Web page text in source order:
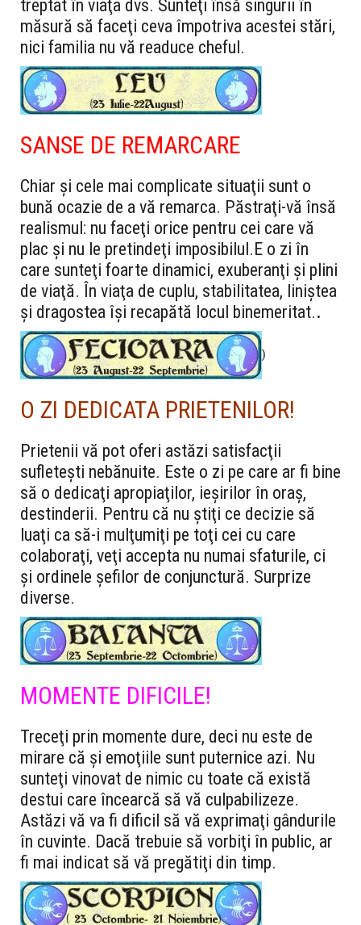
treptat în viaţa dvs. Sunteţi însă singurii în
măsură să faceţi ceva împotriva acestei stări,
nici familia nu vă readuce cheful.
SANSE DE REMARCARE
Chiar şi cele mai complicate situaţii sunt o
bună ocazie de a vă remarca. Păstraţi-vă însă
realismul: nu faceţi orice pentru cei care vă
plac şi nu le pretindeţi imposibilul.E o zi în
care sunteţi foarte dinamici, exuberanţi şi plini
de viaţă. În viaţa de cuplu, stabilitatea, liniştea
şi dragostea îşi recapătă locul binemeritat..
)
O ZI DEDICATA PRIETENILOR!
Prietenii vă pot oferi astăzi satisfacţii
sufleteşti nebănuite. Este o zi pe care ar fi bine
să o dedicaţi apropiaţilor, ieşirilor în oraş,
destinderii. Pentru că nu ştiţi ce decizie să
luaţi ca să-i mulţumiţi pe toţi cei cu care
colaboraţi, veţi accepta nu numai sfaturile, ci
şi ordinele şefilor de conjunctură. Surprize
diverse.
MOMENTE DIFICILE!
Treceţi prin momente dure, deci nu este de
mirare că şi emoţiile sunt puternice azi. Nu
sunteţi vinovat de nimic cu toate că există
destui care încearcă să vă culpabilizeze.
Astăzi vă va fi dificil să vă exprimaţi gândurile
în cuvinte. Dacă trebuie să vorbiţi în public, ar
fi mai indicat să vă pregătiţi din timp.